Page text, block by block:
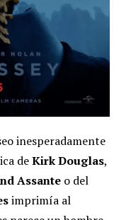
inesperadamente
deKirk Douglas,
Assante o del
imprimía al